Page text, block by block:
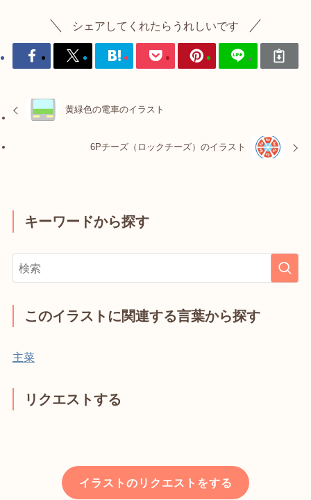
シェアしてくれたらうれしいです
黄緑色の電車のイラスト
6Pチーズ（ロックチーズ）のイラスト
キーワードから探す
このイラストに関連する言葉から探す
主菜
リクエストする
イラストのリクエストをする